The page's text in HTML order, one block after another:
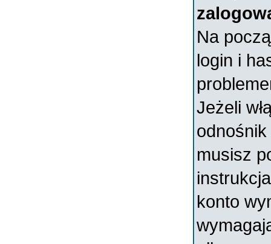
Na
login i
Jeżeli
odnośnik
musisz
konto